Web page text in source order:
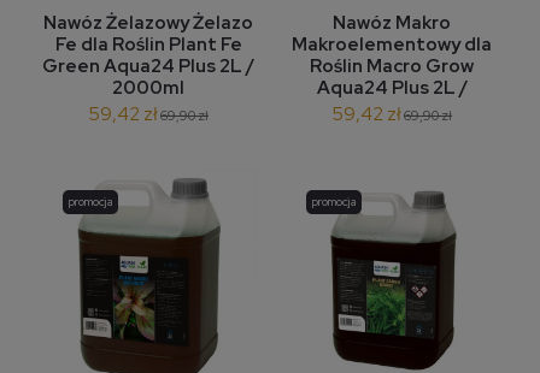
Nawóz Żelazowy Żelazo
Fe dla Roślin Plant Fe
Green Aqua24 Plus 2L /
2000ml
59,42 zł69,90 zł
Nawóz Makro
Makroelementowy dla
Roślin Macro Grow
Aqua24 Plus 2L /
2000ml
59,42 zł69,90 zł
promocja promocja